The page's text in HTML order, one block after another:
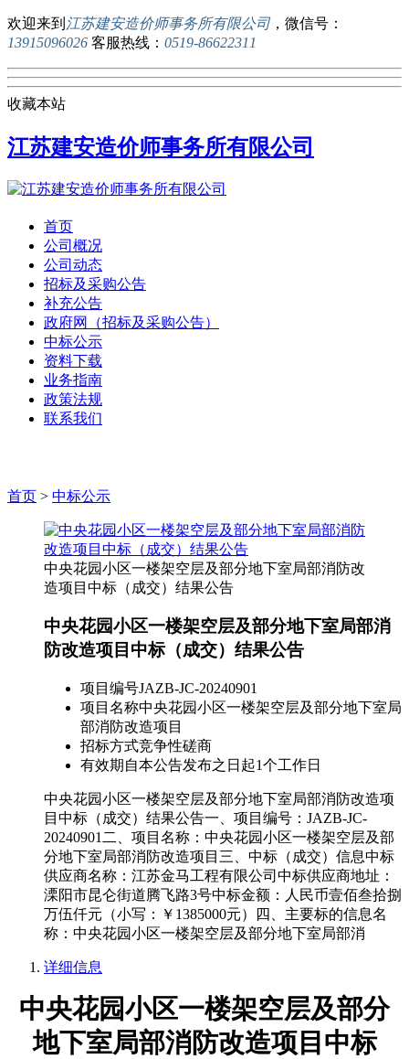
欢迎来到 江苏建安造价师事务所有限公司，微信号：
13915096026 客服热线： 0519-86622311
收藏本站
江苏建安造价师事务所有限公司
首页
公司概况
公司动态
招标及采购公告
补充公告
政府网（招标及采购公告）
中标公示
资料下载
业务指南
政策法规
联系我们
首页 > 中标公示
中央花园小区一楼架空层及部分地下室局部消防改
造项目中标（成交）结果公告
中央花园小区一楼架空层及部分地下室局部消
防改造项目中标（成交）结果公告
项目编号JAZB-JC-20240901
项目名称中央花园小区一楼架空层及部分地下室局
部消防改造项目
招标方式竞争性磋商
有效期 自本公告发布之日起1个工作日
中央花园小区一楼架空层及部分地下室局部消防改造项
目中标（成交）结果公告一、项目编号：JAZB-JC-
20240901二、项目名称：中央花园小区一楼架空层及部
分地下室局部消防改造项目三、中标（成交）信息中标
供应商名称：江苏金马工程有限公司中标供应商地址：
溧阳市昆仑街道腾飞路3号中标金额：人民币壹佰叁拾捌
万伍仟元（小写：￥1385000元）四、主要标的信息名
称：中央花园小区一楼架空层及部分地下室局部消
详细信息
中央花园小区一楼架空层及部分
地下室局部消防改造项目 中标